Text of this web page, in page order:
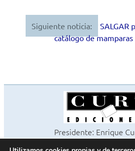
entradasSiguiente noticia:
SALGAR
catálogo de mamparas
Presidente: Enrique